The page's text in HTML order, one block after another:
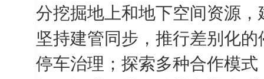
分挖掘地上和地下空间资源
坚持建管同步，推行差别化
停车治理；探索多种合作模